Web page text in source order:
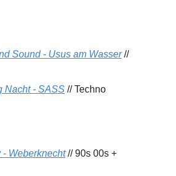
Sound - Usus am Wasser//
Nacht - SASS // Techno
- Weberknecht// 90s 00s +